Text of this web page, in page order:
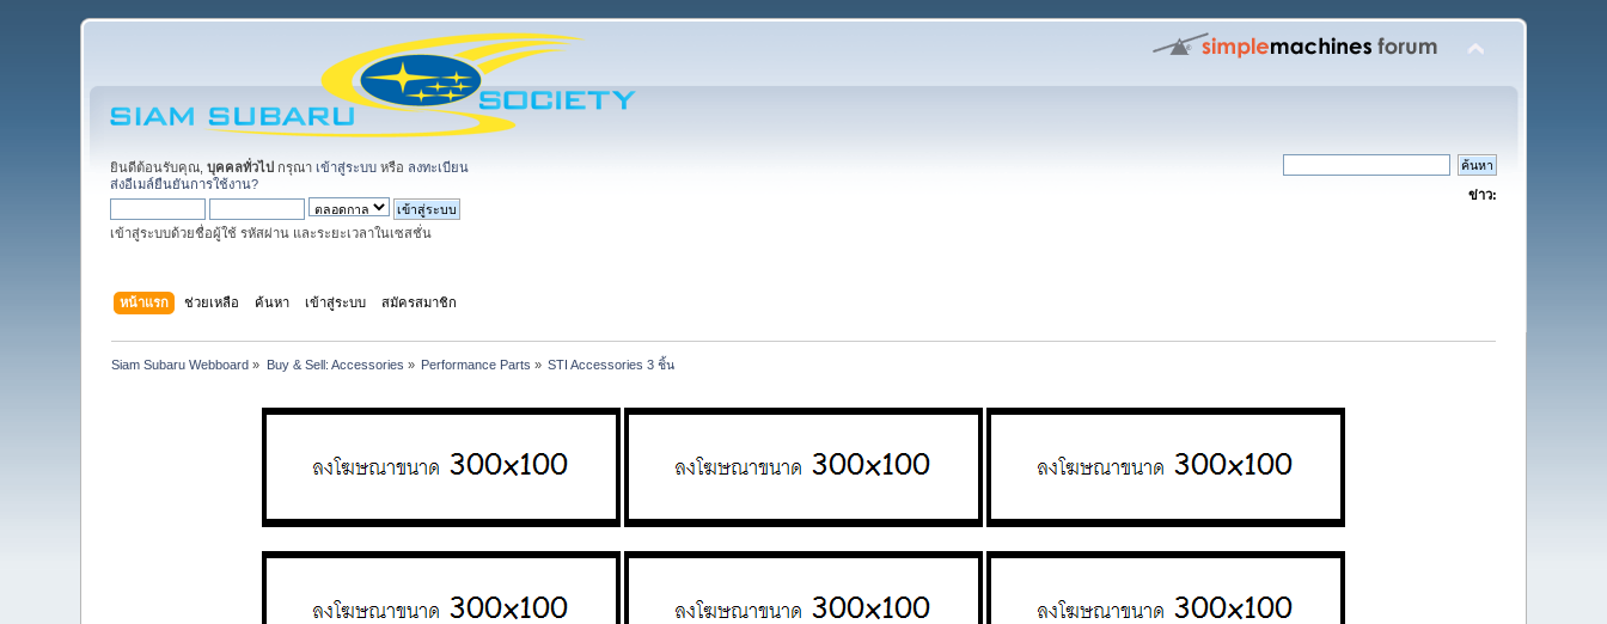
ยินดีต้อนรับคุณ,บุคคลทั่วไป กรุณา เข้าสู่ระบบ หรือ ลงทะเบียน
ส่งอีเมล์ยืนยันการใช้งาน?
เข้าสู่ระบบด้วยชื่อผู้ใช้ รหัสผ่าน และระยะเวลาในเซสชั่น
ข่าว:
หน้าแรก ช่วยเหลือ ค้นหา เข้าสู่ระบบ สมัครสมาชิก
Siam Subaru Webboard » Buy & Sell: Accessories » Performance Parts » STI Accessories 3 ชิ้น